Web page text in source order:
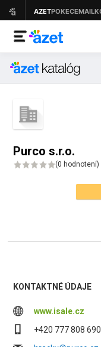
Purco s.r.o.
(0 hodnotení)
KONTAKTNÉ ÚDAJE
www.isale.cz
+420 777 808 690